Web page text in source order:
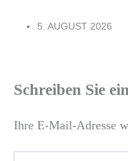
5. AUGUST 2026
Schreiben Sie
Ihre E-Mail-Adresse